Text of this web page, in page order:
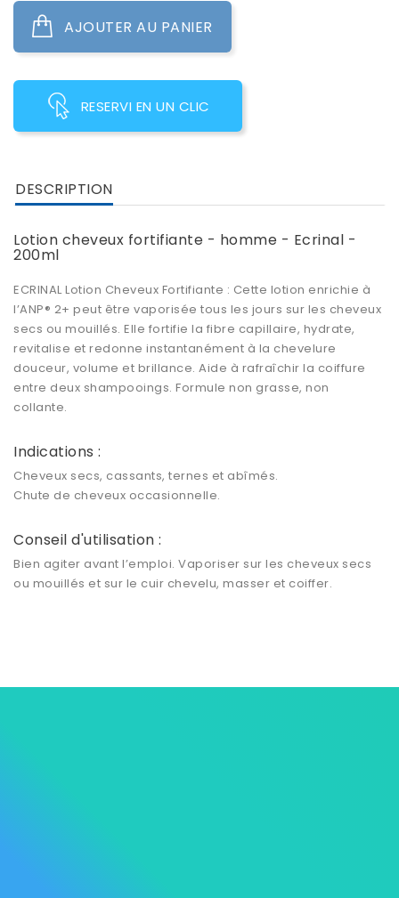
AJOUTER AU PANIER
RESERVI EN UN CLIC
DESCRIPTION
Lotion cheveux fortifiante - homme - Ecrinal -
200ml
ECRINAL Lotion Cheveux Fortifiante : Cette lotion enrichie à
l’ANP® 2+ peut être vaporisée tous les jours sur les cheveux
secs ou mouillés. Elle fortifie la fibre capillaire, hydrate,
revitalise et redonne instantanément à la chevelure
douceur, volume et brillance. Aide à rafraîchir la coiffure
entre deux shampooings. Formule non grasse, non
collante.
Indications :
Cheveux secs, cassants, ternes et abîmés.
Chute de cheveux occasionnelle.
Conseil d'utilisation :
Bien agiter avant l’emploi. Vaporiser sur les cheveux secs
ou mouillés et sur le cuir chevelu, masser et coiffer.